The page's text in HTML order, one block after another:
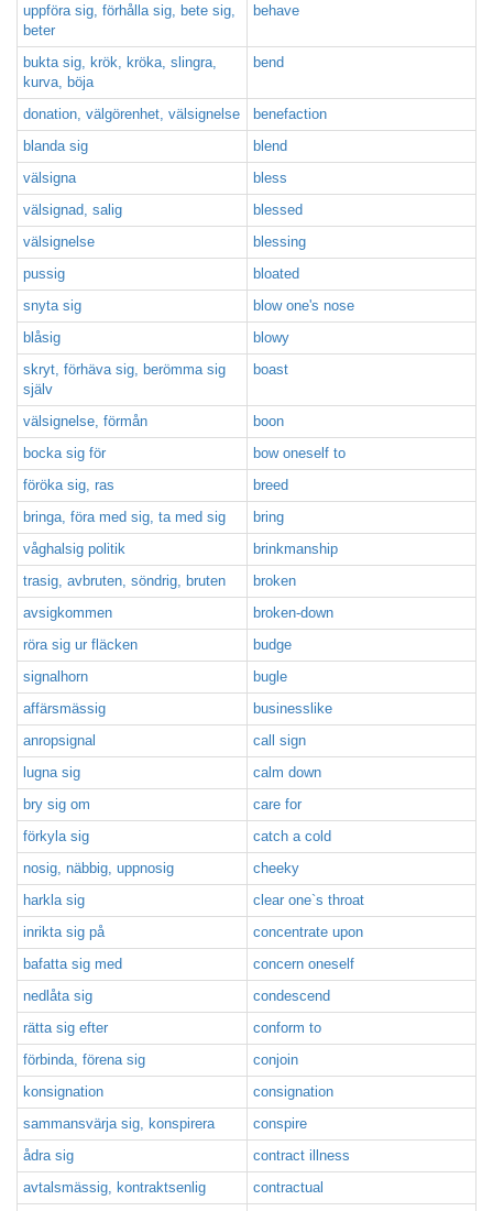
uppföra sig, förhålla sig, bete sig,
beter
behave
bukta sig, krök, kröka, slingra,
kurva, böja
bend
donation, välgörenhet, välsignelse
benefaction
blanda sig
blend
välsigna
bless
välsignad, salig
blessed
välsignelse
blessing
pussig
bloated
snyta sig
blow one's nose
blåsig
blowy
skryt, förhäva sig, berömma sig
själv
boast
välsignelse, förmån
boon
bocka sig för
bow oneself to
föröka sig, ras
breed
bringa, föra med sig, ta med sig
bring
våghalsig politik
brinkmanship
trasig, avbruten, söndrig, bruten
broken
avsigkommen
broken-down
röra sig ur fläcken
budge
signalhorn
bugle
affärsmässig
businesslike
anropsignal
call sign
lugna sig
calm down
bry sig om
care for
förkyla sig
catch a cold
nosig, näbbig, uppnosig
cheeky
harkla sig
clear one`s throat
inrikta sig på
concentrate upon
bafatta sig med
concern oneself
nedlåta sig
condescend
rätta sig efter
conform to
förbinda, förena sig
conjoin
konsignation
consignation
sammansvärja sig, konspirera
conspire
ådra sig
contract illness
avtalsmässig, kontraktsenlig
contractual